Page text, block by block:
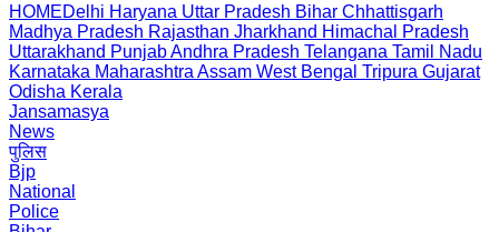
HOMEDelhi Haryana Uttar Pradesh Bihar Chhattisgarh
Madhya Pradesh Rajasthan Jharkhand Himachal Pradesh
Uttarakhand PunjabAndhra Pradesh Telangana Tamil Nadu
Karnataka Maharashtra Assam West Bengal Tripura Gujarat
Odisha Kerala
Jansamasya
News
पुलिस
Bjp
National
Police